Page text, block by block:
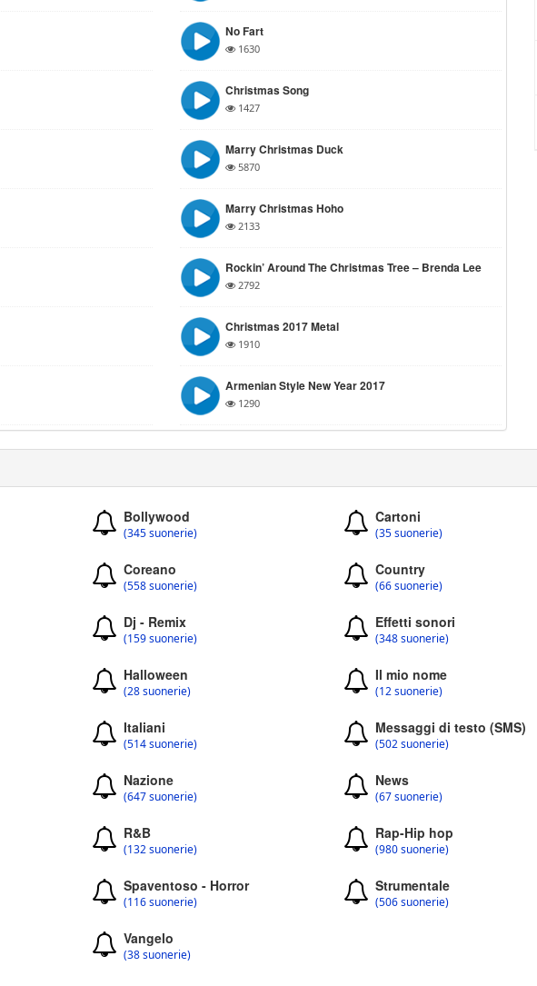
No Fart
1630
Christmas Song
1427
Marry Christmas Duck
5870
Marry Christmas Hoho
2133
Rockin’ Around The Christmas Tree – Brenda Lee
2792
Christmas 2017 Metal
1910
Armenian Style New Year 2017
1290
Bollywood
(345 suonerie)
Cartoni
(35 suonerie)
Coreano
(558 suonerie)
Country
(66 suonerie)
Dj - Remix
(159 suonerie)
Effetti sonori
(348 suonerie)
Halloween
(28 suonerie)
Il mio nome
(12 suonerie)
Italiani
(514 suonerie)
Messaggi di testo (SMS)
(502 suonerie)
Nazione
(647 suonerie)
News
(67 suonerie)
R&B
(132 suonerie)
Rap-Hip hop
(980 suonerie)
Spaventoso - Horror
(116 suonerie)
Strumentale
(506 suonerie)
Vangelo
(38 suonerie)